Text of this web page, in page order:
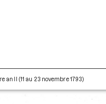
an II (11 au 23 novembre 1793)